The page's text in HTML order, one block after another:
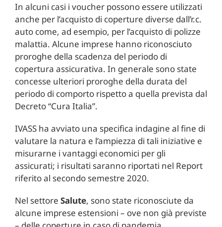
In alcuni casi i voucher possono essere utilizzati
anche per l’acquisto di coperture diverse dall’r.c.
auto come, ad esempio, per l’acquisto di polizze
malattia. Alcune imprese hanno riconosciuto
proroghe della scadenza del periodo di
copertura assicurativa. In generale sono state
concesse ulteriori proroghe della durata del
periodo di comporto rispetto a quella prevista dal
Decreto “Cura Italia”.
IVASS ha avviato una specifica indagine al fine di
valutare la natura e l’ampiezza di tali iniziative e
misurarne i vantaggi economici per gli
assicurati; i risultati saranno riportati nel Report
riferito al secondo semestre 2020.
Nel settore Salute, sono state riconosciute da
alcune imprese estensioni – ove non già previste